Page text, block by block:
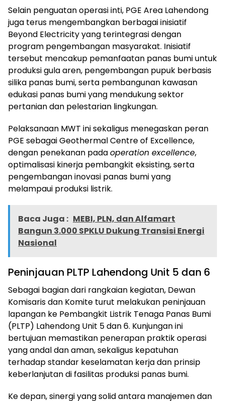
Selain penguatan operasi inti, PGE Area Lahendong
juga terus mengembangkan berbagai inisiatif
Beyond Electricity yang terintegrasi dengan
program pengembangan masyarakat. Inisiatif
tersebut mencakup pemanfaatan panas bumi untuk
produksi gula aren, pengembangan pupuk berbasis
silika panas bumi, serta pembangunan kawasan
edukasi panas bumi yang mendukung sektor
pertanian dan pelestarian lingkungan.
Pelaksanaan MWT ini sekaligus menegaskan peran
PGE sebagai Geothermal Centre of Excellence,
dengan penekanan padaoperation excellence,
optimalisasi kinerja pembangkit eksisting, serta
pengembangan inovasi panas bumi yang
melampaui produksi listrik.
Baca Juga : MEBI, PLN, dan Alfamart
Bangun 3.000 SPKLU Dukung Transisi Energi
Nasional
Peninjauan PLTP Lahendong Unit 5 dan 6
Sebagai bagian dari rangkaian kegiatan, Dewan
Komisaris dan Komite turut melakukan peninjauan
lapangan ke Pembangkit Listrik Tenaga Panas Bumi
(PLTP) Lahendong Unit 5 dan 6. Kunjungan ini
bertujuan memastikan penerapan praktik operasi
yang andal dan aman, sekaligus kepatuhan
terhadap standar keselamatan kerja dan prinsip
keberlanjutan di fasilitas produksi panas bumi.
Ke depan, sinergi yang solid antara manajemen dan